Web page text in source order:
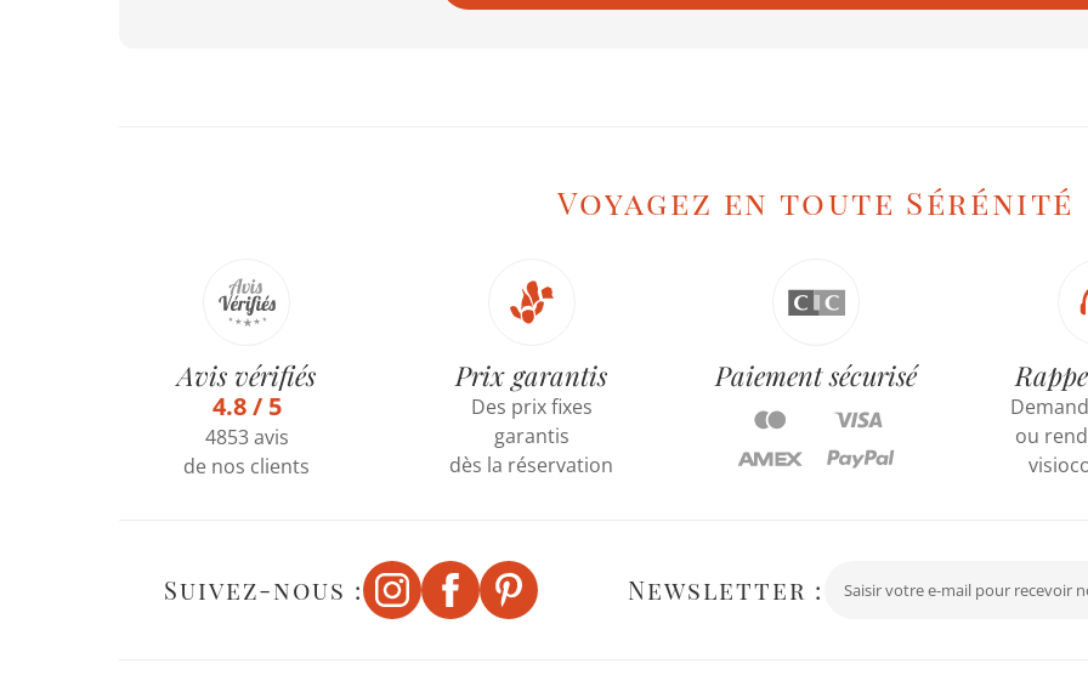
Voyagez en toute Sérénité
Avis vérifiés
4.8 / 5
4853 avis
de nos clients
Prix garantis
Des prix fixes
garantis
dès la réservation
Paiement sécurisé
ou
Suivez-nous : Newsletter :